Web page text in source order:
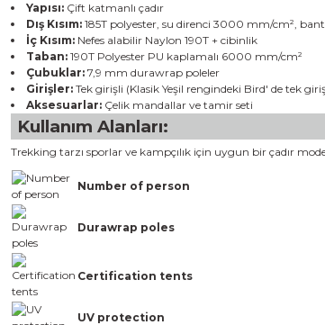
Yapısı: Çift katmanlı çadır
Dış Kısım: 185T polyester, su direnci 3000 mm/cm²,
İç Kısım: Nefes alabilir Naylon 190T + cibinlik
Taban: 190T Polyester PU kaplamalı 6000 mm/cm²
Çubuklar: 7,9 mm durawrap poleler
Girişler: Tek girişli (Klasik Yeşil rengindeki Bird' de tek
Aksesuarlar: Çelik mandallar ve tamir seti
Kullanım Alanları:
Trekking tarzı sporlar ve kampçılık için uygun bir çadır
Number of person
Durawrap poles
Certification tents
UV protection